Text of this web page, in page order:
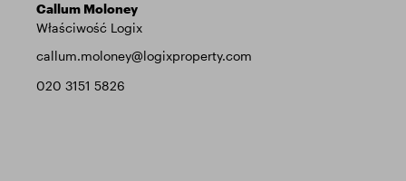
Callum Moloney
Właściwość Logix
callum.moloney@logixproperty.com
020 3151 5826